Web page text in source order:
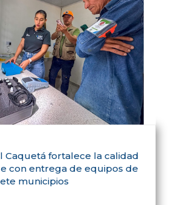
Caquetá fortalece la calidad
con entrega de equipos de
municipios